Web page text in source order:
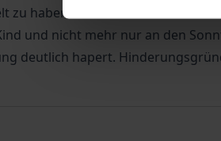
zu haben. Der neue Vater
und nicht mehr nur an den
deutlich hapert.